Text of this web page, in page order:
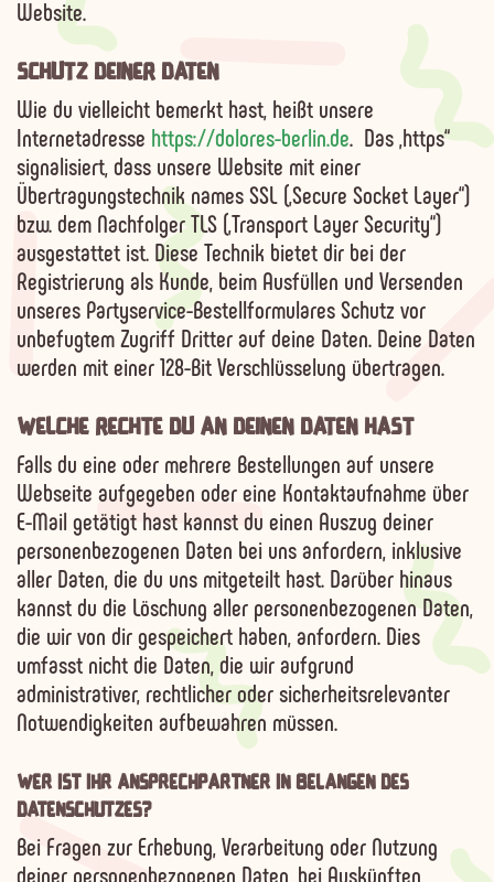
Website.
SCHUTZ DEINER DATEN
Wie du vielleicht bemerkt hast, heißt unsere
Internetadresse https://dolores-berlin.de. Das „https“
signalisiert, dass unsere Website mit einer
Übertragungstechnik names SSL („Secure Socket Layer“)
bzw. dem Nachfolger TLS („Transport Layer Security“)
ausgestattet ist. Diese Technik bietet dir bei der
Registrierung als Kunde, beim Ausfüllen und Versenden
unseres Partyservice-Bestellformulares Schutz vor
unbefugtem Zugriff Dritter auf deine Daten. Deine Daten
werden mit einer 128-Bit Verschlüsselung übertragen.
WELCHE RECHTE DU AN DEINEN DATEN HAST
Falls du eine oder mehrere Bestellungen auf unsere
Webseite aufgegeben oder eine Kontaktaufnahme über
E-Mail getätigt hast kannst du einen Auszug deiner
personenbezogenen Daten bei uns anfordern, inklusive
aller Daten, die du uns mitgeteilt hast. Darüber hinaus
kannst du die Löschung aller personenbezogenen Daten,
die wir von dir gespeichert haben, anfordern. Dies
umfasst nicht die Daten, die wir aufgrund
administrativer, rechtlicher oder sicherheitsrelevanter
Notwendigkeiten aufbewahren müssen.
WER IST IHR ANSPRECHPARTNER IN BELANGEN DES
DATENSCHUTZES?
Bei Fragen zur Erhebung, Verarbeitung oder Nutzung
deiner personenbezogenen Daten, bei Auskünften,